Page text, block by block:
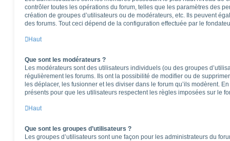
contrôler toutes les opérations du forum, telles que les paramètres des
création de groupes d’utilisateurs ou de modérateurs, etc. Ils peuvent
des forums. Tout ceci dépend de la configuration effectuée par le
Haut
Que sont les modérateurs ?
Les modérateurs sont des utilisateurs individuels (ou des groupes
régulièrement les forums. Ils ont la possibilité de modifier ou de
les déplacer, les fusionner et les diviser dans le forum qu’ils modèrent.
présents pour que les utilisateurs respectent les règles imposées sur le
Haut
Que sont les groupes d’utilisateurs ?
Les groupes d’utilisateurs sont une façon pour les administrateurs du